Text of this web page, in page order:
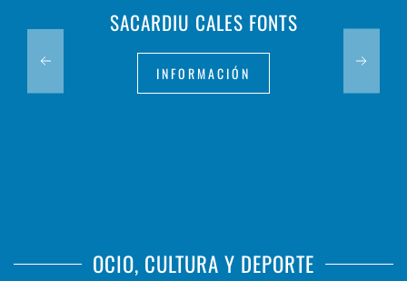
SACARDIU CALES FONTS
INFORMACIÓN
OCIO, CULTURA Y DEPORTE